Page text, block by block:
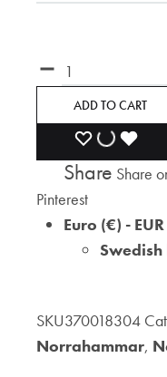
Quantity
ADD TO CART
ADD
TO
ADDING
TO TO
Share Share
Pinterest
Euro (€) - EUR
Swedish
SKU370018304
Norrahammar,